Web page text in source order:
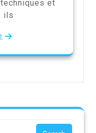
et
ils